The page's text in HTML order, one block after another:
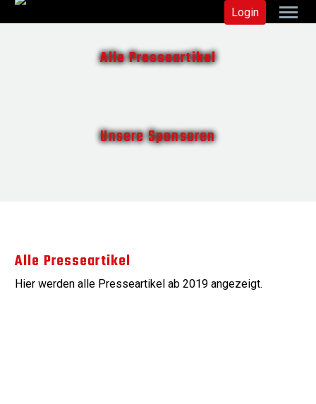
Login
Alle Presseartikel
Unsere Sponsoren
Alle Presseartikel
Hier werden alle Presseartikel ab 2019 angezeigt.